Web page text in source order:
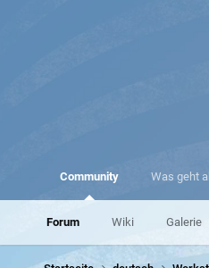
Community
Forum Wiki Galerie
Was geht